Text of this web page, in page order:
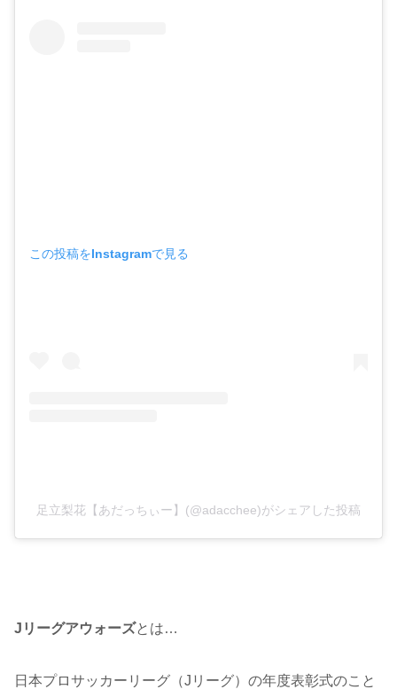
この投稿をInstagramで見る
足立梨花【あだっちぃー】(@adacchee)がシェアした投稿
Jリーグアウォーズとは…
日本プロサッカーリーグ（Jリーグ）の年度表彰式のこと